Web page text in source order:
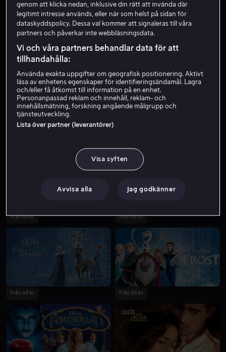
Idina Menzel
Skådespelare Röst Gäst
Från 55 kr Från 55 kr
Från 49 kr Från 55 kr
genom att klicka nedan, inklusive din rätt att invända där
legitimt intresse används, eller när som helst på sidan för
dataskyddspolicy. Dessa val kommer att signaleras till våra
partners och påverkar inte webbläsningsdata.
Vi och våra partners behandlar data för att
tillhandahålla:
Använda exakta uppgifter om geografisk positionering. Aktivt
läsa av enhetens egenskaper för identifieringsändamål. Lagra
och/eller få åtkomst till information på en enhet.
Personanpassad reklam och innehåll, reklam- och
innehållsmätning, forskning angående målgrupp och
tjänsteutveckling.
Lista över partner (leverantörer)
Visa syften
Avvisa alla Jag godkänner